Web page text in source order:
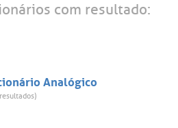
com resultado:
Analógico